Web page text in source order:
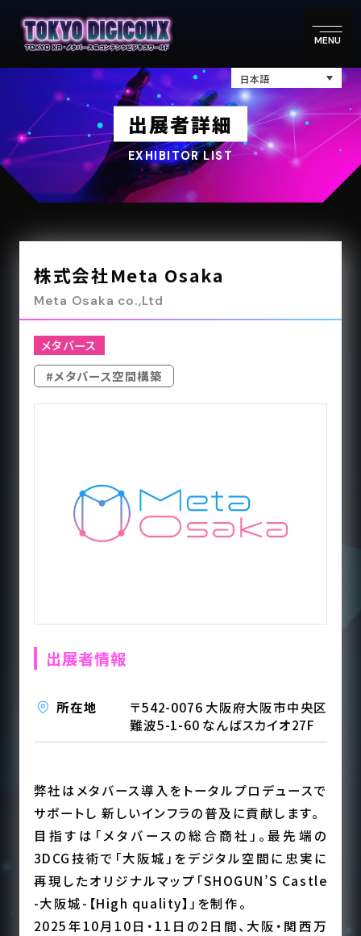
MENU
日本語
出展者詳細
EXHIBITOR LIST
株式会社Meta Osaka
Meta Osaka co.,Ltd
メタバース
#メタバース空間構築
出展者情報
所在地
〒542-0076 大阪府大阪市中央区
難波5-1-60 なんばスカイオ27F
弊社はメタバース導入をトータルプロデュースで
サポートし 新しいインフラの普及に貢献します。
目指すは「メタバースの総合商社」。最先端の
3DCG技術で「大阪城」をデジタル空間に忠実に
再現したオリジナルマップ「SHOGUN’S Castle
-大阪城-【High quality】」を制作。
2025年10月10日・11日の2日間、大阪・関西万